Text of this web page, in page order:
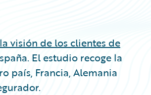
visión de los clientes de
El estudio recoge la
país, Francia, Alemania